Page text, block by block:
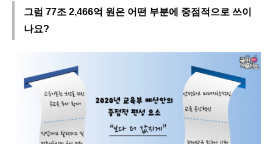
그럼 77조 2,466억 원은 어떤 부분에 중점적으로 쓰이
나요?